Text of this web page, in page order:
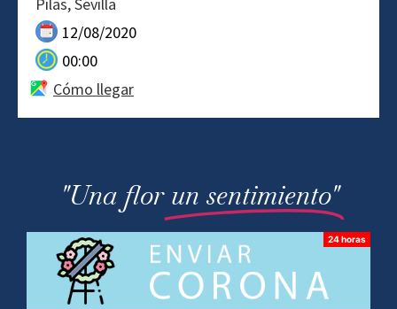
Pilas Sevilla
12/08/2020
00:00
Cómo llegar
"Una flor un sentimiento"